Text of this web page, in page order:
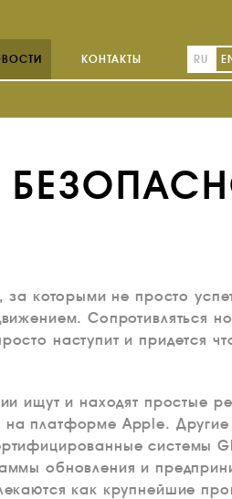
КОНТАКТЫ RU
за которыми не просто
Сопротивляться
наступит и придется
ищут и находят простые
платформе Apple. Другие
системы
обновления и
как крупнейшие